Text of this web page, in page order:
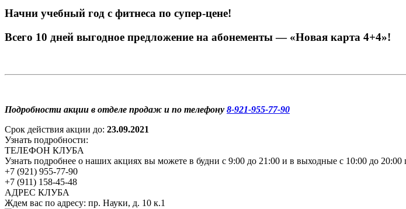
Начни учебный год с фитнеса по супер-цене!
Всего 10 дней выгодное предложение на абонементы — «Новая карта 4+4»!
Подробности акции в отделе продаж и по телефону 8-921-955-77-90
Срок действия акции до: 23.09.2021
Узнать подробности:
ТЕЛЕФОН КЛУБА
Узнать подробнее о наших акциях вы можете в будни с 9:00 до 21:00 и в выходные с 10:00 до 20:00
+7 (921) 955-77-90
+7 (911) 158-45-48
АДРЕС КЛУБА
Ждем вас по адресу: пр. Науки, д. 10 к.1